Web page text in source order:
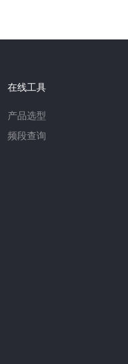
在线工具
产品选型
频段查询